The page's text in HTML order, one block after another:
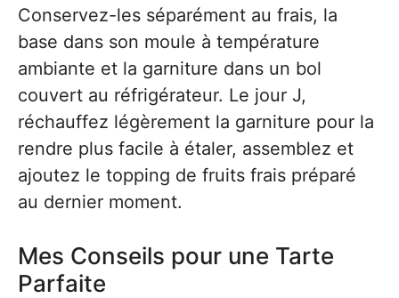
Conservez-les séparément au frais, la
base dans son moule à température
ambiante et la garniture dans un bol
couvert au réfrigérateur. Le jour J,
réchauffez légèrement la garniture pour la
rendre plus facile à étaler, assemblez et
ajoutez le topping de fruits frais préparé
au dernier moment.
Mes Conseils pour une Tarte
Parfaite